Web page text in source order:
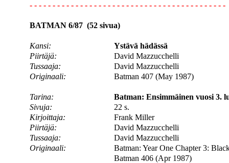
- - - - - - - - - - - - - - - - - - - - - - - - - - - - - - - - - - - - - - - - - - -
BATMAN 6/87 (52 sivua)
Kansi:
Ystävä hädässä
Piirtäjä:
David Mazzucchelli
Tussaaja:
David Mazzucchelli
Originaali:
Batman 407 (May 1987)
Tarina:
Batman: Ensimmäinen vuosi 3.
Sivuja:
22 s.
Kirjoittaja:
Frank Miller
Piirtäjä:
David Mazzucchelli
Tussaaja:
David Mazzucchelli
Originaali:
Batman: Year One Chapter 3:
Batman 406 (Apr 1987)